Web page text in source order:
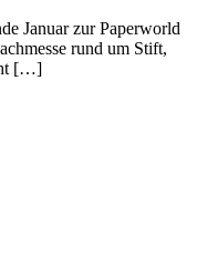
Januar zur Paperworld
rund um Stift,
[…]